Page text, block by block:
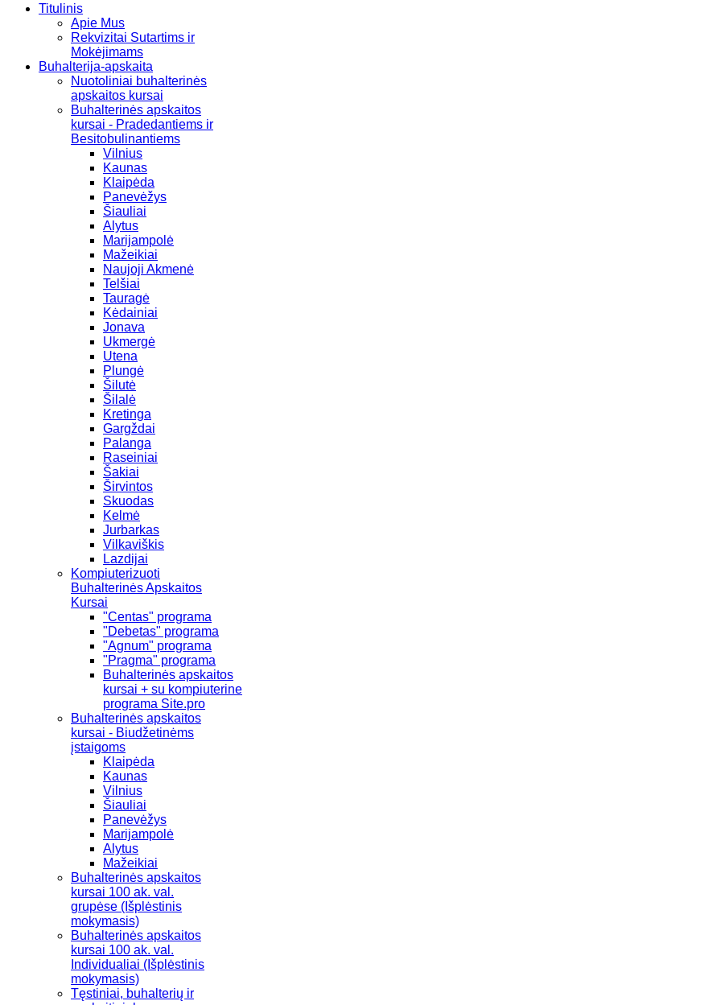
Titulinis
Apie Mus
Rekvizitai Sutartims ir
Mokėjimams
Buhalterija-apskaita
Nuotoliniai buhalterinės
apskaitos kursai
Buhalterinės apskaitos
kursai - Pradedantiems ir
Besitobulinantiems
Vilnius
Kaunas
Klaipėda
Panevėžys
Šiauliai
Alytus
Marijampolė
Mažeikiai
Naujoji Akmenė
Telšiai
Tauragė
Kėdainiai
Jonava
Ukmergė
Utena
Plungė
Šilutė
Šilalė
Kretinga
Gargždai
Palanga
Raseiniai
Šakiai
Širvintos
Skuodas
Kelmė
Jurbarkas
Vilkaviškis
Lazdijai
Kompiuterizuoti
Buhalterinės Apskaitos
Kursai
"Centas" programa
"Debetas" programa
"Agnum" programa
"Pragma" programa
Buhalterinės apskaitos
kursai + su kompiuterine
programa Site.pro
Buhalterinės apskaitos
kursai - Biudžetinėms
įstaigoms
Klaipėda
Kaunas
Vilnius
Šiauliai
Panevėžys
Marijampolė
Alytus
Mažeikiai
Buhalterinės apskaitos
kursai 100 ak. val.
grupėse (Išplėstinis
mokymasis)
Buhalterinės apskaitos
kursai 100 ak. val.
Individualiai (Išplėstinis
mokymasis)
Tęstiniai, buhalterių ir